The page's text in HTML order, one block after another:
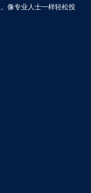
像专业人士一样轻松投